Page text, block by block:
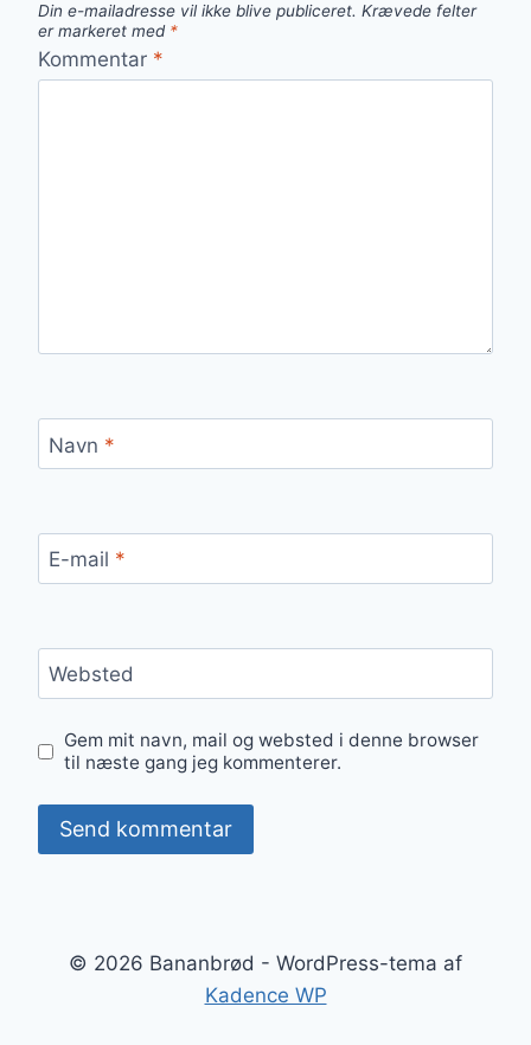
Din e-mailadresse vil ikke blive publiceret. Krævede felter
er markeret med *
Kommentar *
Navn *
E-mail *
Websted
Gem mit navn, mail og websted i denne browser
til næste gang jeg kommenterer.
© 2026 Bananbrød - WordPress-tema af
Kadence WP